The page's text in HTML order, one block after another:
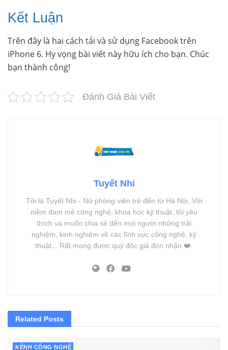
Kết Luận
Trên đây là hai cách tải và sử dụng Facebook trên
iPhone 6. Hy vọng bài viết này hữu ích cho bạn. Chúc
bạn thành công!
Đánh Giá Bài Viết
Tuyết Nhi
Tôi là Tuyết Nhi - Nữ phóng viên trẻ đến từ Hà Nội. Với
niềm đam mê công nghệ, khoa học kỹ thuật, tôi yêu
thích và muốn chia sẻ đến mọi người những trải
nghiệm, kinh nghiệm về các lĩnh vực công nghệ, kỹ
thuật... Rất mong được quý độc giả đón nhận ❤️.
Related Posts
KÊNH CÔNG NGHỆ